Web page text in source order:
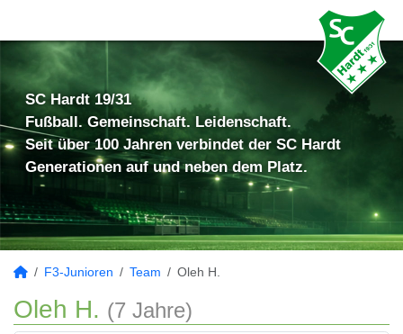
SC Hardt 19/31
Fußball. Gemeinschaft. Leidenschaft.
Seit über 100 Jahren verbindet der SC Hardt
Generationen auf und neben dem Platz.
F3-Junioren Team Oleh H.
Oleh H. (7 Jahre)